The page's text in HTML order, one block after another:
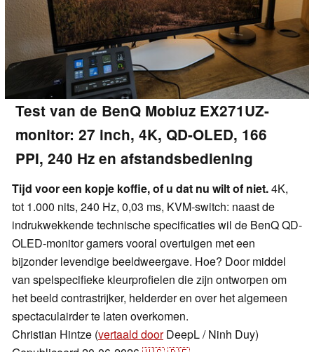
Test van de BenQ Mobiuz EX271UZ-
monitor: 27 inch, 4K, QD-OLED, 166
PPI, 240 Hz en afstandsbediening
Tijd voor een kopje koffie, of u dat nu wilt of niet.4K,
tot 1.000 nits, 240 Hz, 0,03 ms, KVM-switch: naast de
indrukwekkende technische specificaties wil de BenQ QD-
OLED-monitor gamers vooral overtuigen met een
bijzonder levendige beeldweergave. Hoe? Door middel
van spelspecifieke kleurprofielen die zijn ontworpen om
het beeld contrastrijker, helderder en over het algemeen
spectaculairder te laten overkomen.
Christian Hintze (vertaald doorDeepL / Ninh Duy)